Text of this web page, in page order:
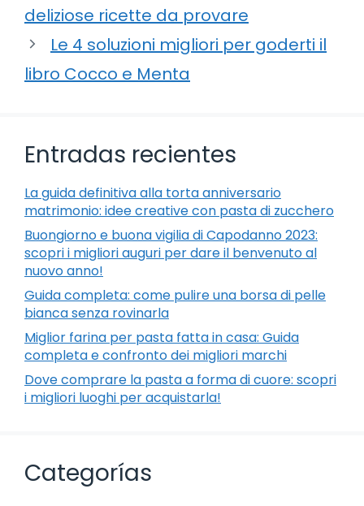
deliziose ricette da provare
Le 4 soluzioni migliori per goderti il
libro Cocco e Menta
Entradas recientes
La guida definitiva alla torta anniversario
matrimonio: idee creative con pasta di zucchero
Buongiorno e buona vigilia di Capodanno 2023:
scopri i migliori auguri per dare il benvenuto al
nuovo anno!
Guida completa: come pulire una borsa di pelle
bianca senza rovinarla
Miglior farina per pasta fatta in casa: Guida
completa e confronto dei migliori marchi
Dove comprare la pasta a forma di cuore: scopri
i migliori luoghi per acquistarla!
Categorías